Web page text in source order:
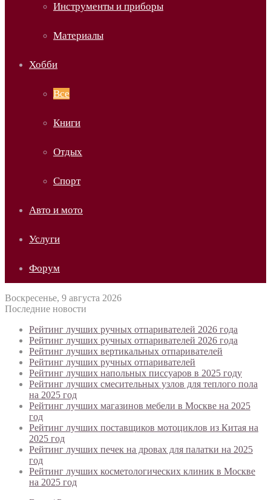
Инструменты и приборы
Материалы
Хобби
Все
Книги
Отдых
Спорт
Авто и мото
Услуги
Форум
Воскресенье, 9 августа 2026
Последние новости
Рейтинг лучших ручных отпаривателей 2026 года
Рейтинг лучших ручных отпаривателей 2026 года
Рейтинг лучших вертикальных отпаривателей
Рейтинг лучших ручных отпаривателей
Рейтинг лучших напольных писсуаров в 2025 году
Рейтинг лучших смесительных узлов для теплого пола
на 2025 год
Рейтинг лучших магазинов мебели в Москве на 2025
год
Рейтинг лучших поставщиков мотоциклов из Китая на
2025 год
Рейтинг лучших печек на дровах для палатки на 2025
год
Рейтинг лучших косметологических клиник в Москве
на 2025 год